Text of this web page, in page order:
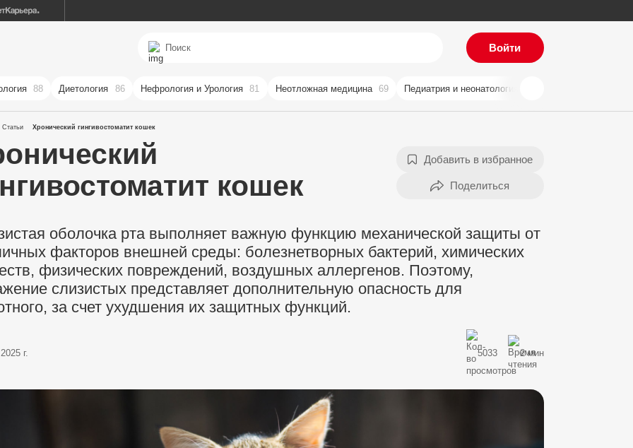
Войти
88 Диетология 86 Нефрология и Урология 81 Неотложная медицина 69 Педиатрия и неонатология
Статьи Хронический гингивостоматит кошек
кошек
оболочка рта выполняет важную функцию механической защиты от
факторов внешней среды: болезнетворных бактерий, химических
физических повреждений, воздушных аллергенов. Поэтому,
слизистых представляет дополнительную опасность для
за счет ухудшения их защитных функций.
Добавить в избранное
г. 5033 2 мин